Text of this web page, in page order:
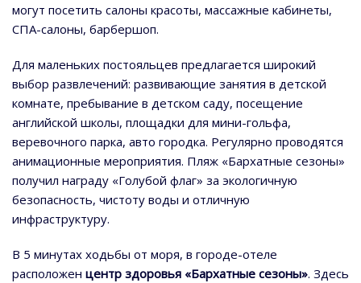
могут посетить салоны красоты, массажные кабинеты,
СПА-салоны, барбершоп.
Для маленьких постояльцев предлагается широкий
выбор развлечений: развивающие занятия в детской
комнате, пребывание в детском саду, посещение
английской школы, площадки для мини-гольфа,
веревочного парка, авто городка. Регулярно проводятся
анимационные мероприятия. Пляж «Бархатные сезоны»
получил награду «Голубой флаг» за экологичную
безопасность, чистоту воды и отличную
инфраструктуру.
В 5 минутах ходьбы от моря, в городе-отеле
расположен центр здоровья «Бархатные сезоны». Здесь